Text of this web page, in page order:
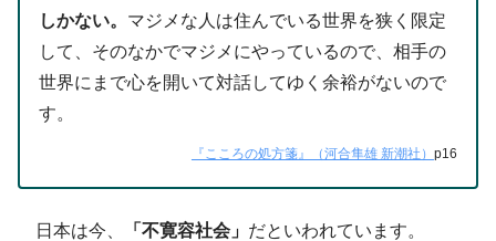
しかない。 マジメな人は住んでいる世界を狭く限定
して、そのなかでマジメにやっているので、相手の
世界にまで心を開いて対話してゆく余裕がないので
す。
『こころの処方箋』（河合隼雄 新潮社） p16
日本は今、 「不寛容社会」 だといわれています。